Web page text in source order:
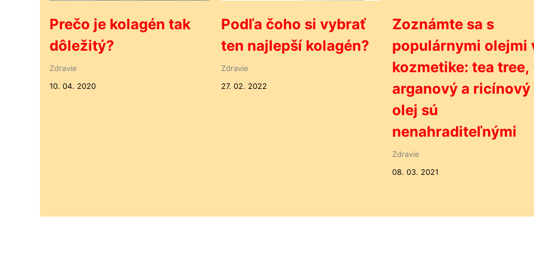
Prečo je kolagén tak
dôležitý?
Zdravie
10. 04. 2020
Podľa čoho si vybrať
ten najlepší kolagén?
Zdravie
27. 02. 2022
Zoznámte sa s
populárnymi olejmi
kozmetike: tea tree,
arganový a ricínový
olej sú
nenahraditeľnými
Zdravie
08. 03. 2021